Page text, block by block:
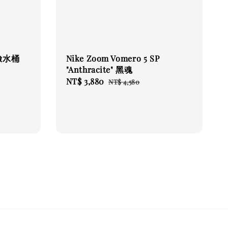
水桶
Nike Zoom Vomero 5 SP
"Anthracite" 黑魂
Sale
NT$ 3,880 Regular
NT$ 4,580